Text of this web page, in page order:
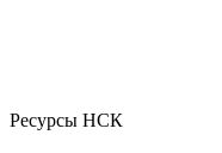
Ресурсы НСК